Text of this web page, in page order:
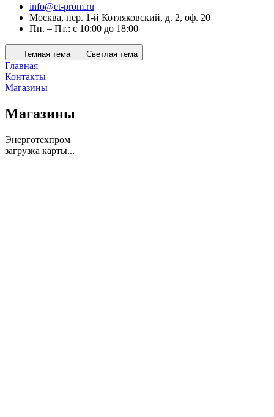
info@et-prom.ru
Москва, пер. 1-й Котляковский, д. 2, оф. 20
Пн. – Пт.: с 10:00 до 18:00
Темная тема Светлая тема
Главная
Контакты
Магазины
Магазины
Энерготехпром
загрузка карты...